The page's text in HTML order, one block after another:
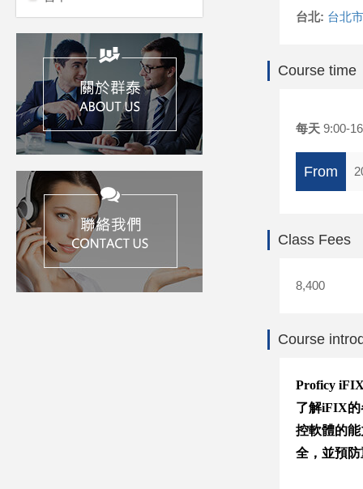
台北: 台北
Course time
每天 9:00-
From
Class Fees
8,400
Course
Proficy
了解iFIX的
控軟體的
全，並預